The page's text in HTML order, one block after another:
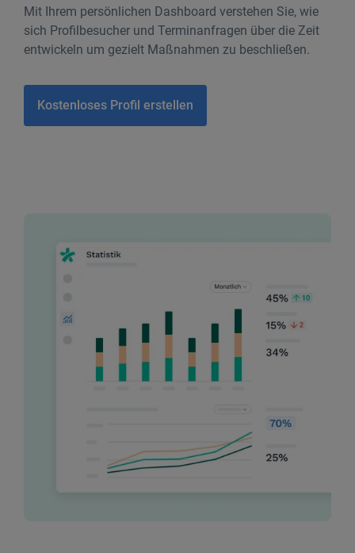
Mit Ihrem persönlichen Dashboard verstehen Sie, wie
sich Profilbesucher und Terminanfragen über die Zeit
entwickeln um gezielt Maßnahmen zu beschließen.
Kostenloses Profil erstellen